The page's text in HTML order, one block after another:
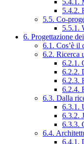
5.4.1.
5.4.2.
5.5. Co-
5.5.1.
6. Progettazione
6.1. Cos’è il
6.2. Ricerca
6.2.1.
6.2.2.
6.2.3.
6.2.4.
6.3. Dalla
6.3.1.
6.3.2.
6.3.3.
6.4.
6.4.1.